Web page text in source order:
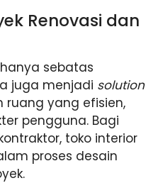
Renovasi dan
sebatas
juga menjadi solution
yang efisien,
pengguna. Bagi
toko interior
proses desain